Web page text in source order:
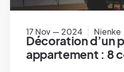
17 Nov — 2024 Nienke
Décoration d’un
appartement : 8